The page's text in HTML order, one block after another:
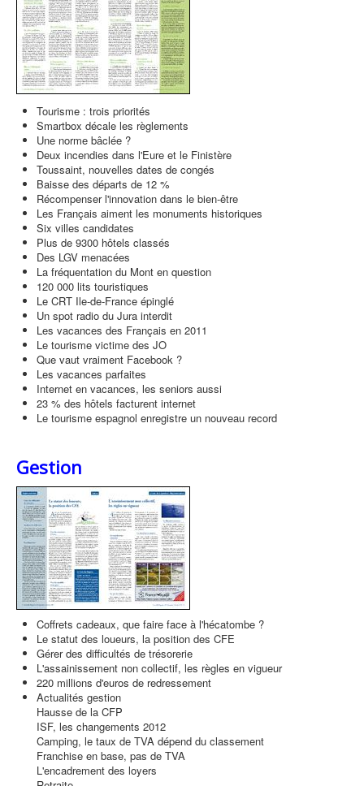
Tourisme : trois priorités
Smartbox décale les règlements
Une norme bâclée ?
Deux incendies dans l'Eure et le Finistère
Toussaint, nouvelles dates de congés
Baisse des départs de 12 %
Récompenser l'innovation dans le bien-être
Les Français aiment les monuments historiques
Six villes candidates
Plus de 9300 hôtels classés
Des LGV menacées
La fréquentation du Mont en question
120 000 lits touristiques
Le CRT Ile-de-France épinglé
Un spot radio du Jura interdit
Les vacances des Français en 2011
Le tourisme victime des JO
Que vaut vraiment Facebook ?
Les vacances parfaites
Internet en vacances, les seniors aussi
23 % des hôtels facturent internet
Le tourisme espagnol enregistre un nouveau record
Gestion
Coffrets cadeaux, que faire face à l'hécatombe ?
Le statut des loueurs, la position des CFE
Gérer des difficultés de trésorerie
L'assainissement non collectif, les règles en vigueur
220 millions d'euros de redressement
Actualités gestion
Hausse de la CFP
ISF, les changements 2012
Camping, le taux de TVA dépend du classement
Franchise en base, pas de TVA
L'encadrement des loyers